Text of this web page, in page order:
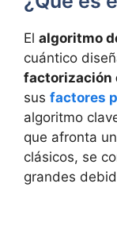
El algoritmo
cuántico
factorización
sus factores
algoritmo
que afronta
clásicos, se
grandes